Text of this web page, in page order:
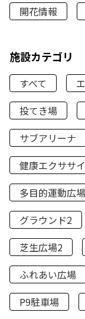
開花情報
施設カテゴリ
すべて
投てき場
サブアリーナ
健康エクササ
多目的運動広場
グラウンド2
芝生広場2
ふれあい広場
P9駐車場